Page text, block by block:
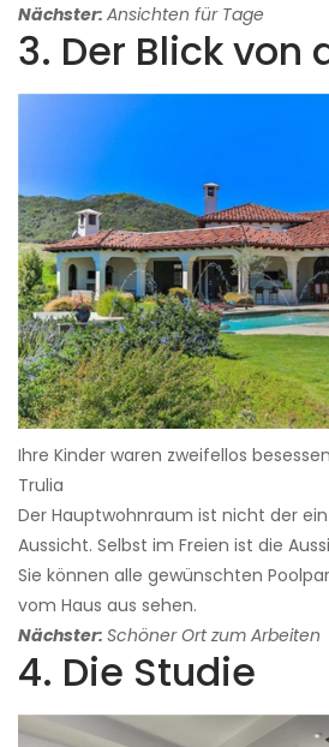
Nächster: Ansichten für Tage
3. Der Blick von
Ihre Kinder waren zweifellos
Trulia
Der Hauptwohnraum ist nicht der
Aussicht. Selbst im Freien ist die
Sie können alle gewünschten
vom Haus aus sehen.
Nächster: Schöner Ort zum Arbeiten
4. Die Studie